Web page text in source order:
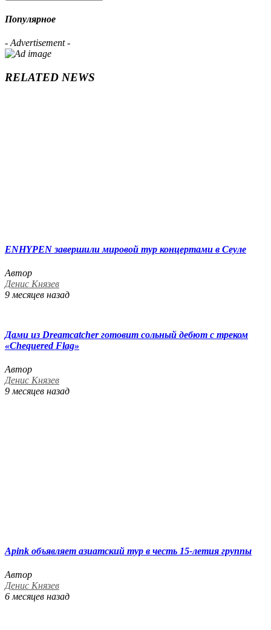
Популярное
- Advertisement -
RELATED NEWS
ENHYPEN завершили мировой тур концертами в Сеуле
Автор
Денис Князев
9 месяцев назад
Дами из Dreamcatcher готовит сольный дебют с треком
«Chequered Flag»
Автор
Денис Князев
9 месяцев назад
Apink объявляет азиатский тур в честь 15-летия группы
Автор
Денис Князев
6 месяцев назад